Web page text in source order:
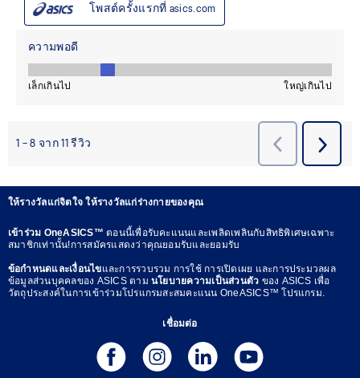
ให้รางวัลแก่จิตใจ ให้รางวัลแก่ร่างกายของคุณ
เข้าร่วม OneASICS™ตอนนี้เพื่อรับคะแนนและเพลิดเพลินกับสิทธิพิเศษเฉพาะ
สมาชิกเท่านั้น!การสมัครแสดงว่าคุณยอมรับและยอมรับ
ข้อกำหนดและเงื่อนไขและการรวบรวม การใช้ การเปิดเผย และการประมวลผล
ข้อมูลส่วนบุคคลของ ASICS ตาม นโยบายความเป็นส่วนตัว ของ ASICS เพื่อ
วัตถุประสงค์ในการเข้าร่วมโปรแกรมสะสมคะแนน OneASICS™ โปรแกรม.
เชื่อมต่อ